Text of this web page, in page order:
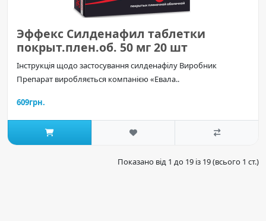
Эффекс Силденафил таблетки
покрыт.плен.об. 50 мг 20 шт
Інструкція щодо застосування силденафілу Виробник
Препарат виробляється компанією «Евала..
609грн.
Показано від 1 до 19 із 19 (всього 1 ст.)